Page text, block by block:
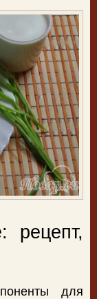
рецепт,
для